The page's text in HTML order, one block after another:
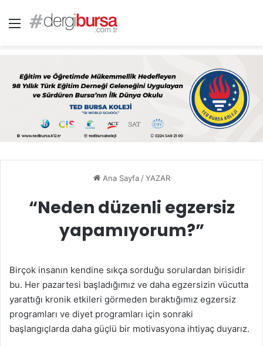
Menü
Ana Sayfa / YAZAR
“Neden düzenli egzersiz
yapamıyorum?”
Birçok insanın kendine sıkça sorduğu sorulardan birisidir
bu. Her pazartesi başladığımız ve daha egzersizin vücutta
yarattığı kronik etkileri görmeden bıraktığımız egzersiz
programları ve diyet programları için sonraki
başlangıçlarda daha güçlü bir motivasyona ihtiyaç duyarız.